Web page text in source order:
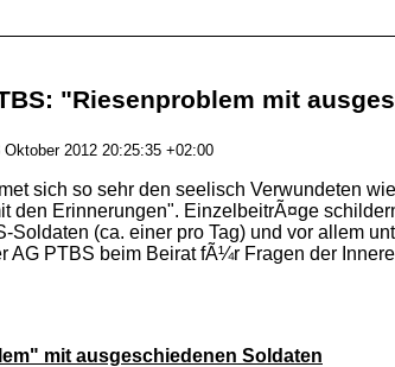
"Riesenproblem mit
2012 20:25:35 +02:00
sich so sehr den seelisch Verwundeten
den Erinnerungen". EinzelbeitrÃ¤ge
Soldaten (ca. einer pro Tag) und vor allem
AG PTBS beim Beirat fÃ¼r Fragen der
mit ausgeschiedenen Soldaten